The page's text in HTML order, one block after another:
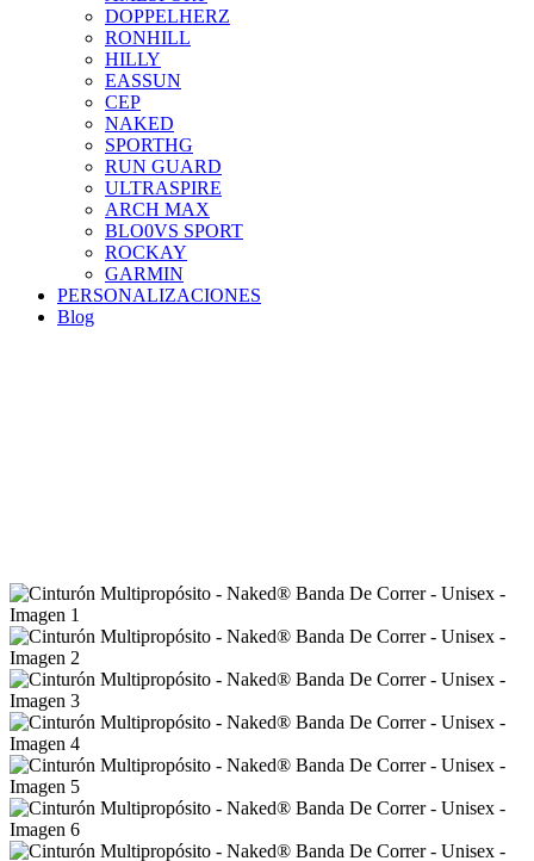
DOPPELHERZ
RONHILL
HILLY
EASSUN
CEP
NAKED
SPORTHG
RUN GUARD
ULTRASPIRE
ARCH MAX
BLO0VS SPORT
ROCKAY
GARMIN
PERSONALIZACIONES
Blog